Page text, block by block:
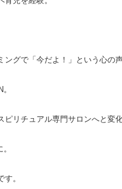
グで「今だよ！」という心の
リチュアル専門サロンへと変
。